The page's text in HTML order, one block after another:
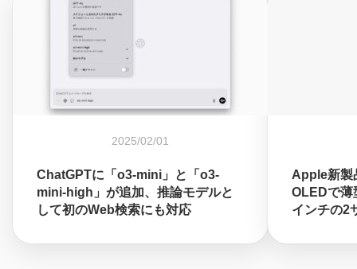
2025/02/01
ChatGPTに「o3-mini」と「o3-
mini-high」が追加、推論モデルと
して初のWeb検索にも対応
Apple新製
OLEDで薄
インチの2